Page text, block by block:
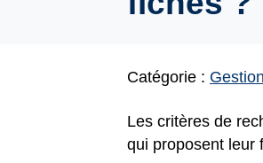
Catégorie :
Les critères de
qui proposent leur